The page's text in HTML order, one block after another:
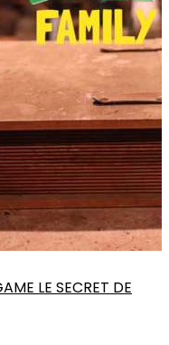
LE SECRET DE